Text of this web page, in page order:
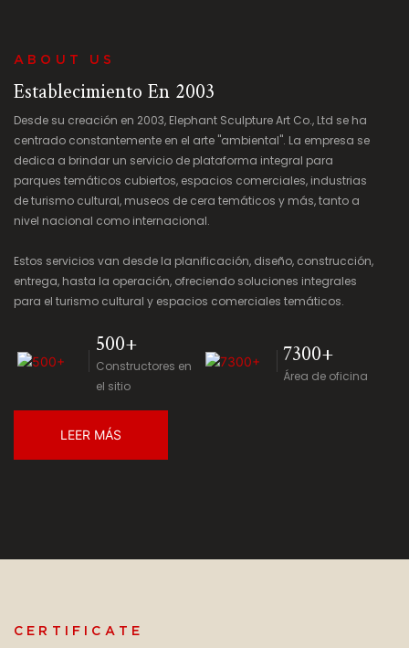
ABOUT US
Establecimiento En 2003
Desde su creación en 2003, Elephant Sculpture Art Co., Ltd se ha
centrado constantemente en el arte "ambiental". La empresa se
dedica a brindar un servicio de plataforma integral para
parques temáticos cubiertos, espacios comerciales, industrias
de turismo cultural, museos de cera temáticos y más, tanto a
nivel nacional como internacional.
Estos servicios van desde la planificación, diseño, construcción,
entrega, hasta la operación, ofreciendo soluciones integrales
para el turismo cultural y espacios comerciales temáticos.
500+
Constructores en
el sitio
7300+
Área de oficina
LEER MÁS
CERTIFICATE